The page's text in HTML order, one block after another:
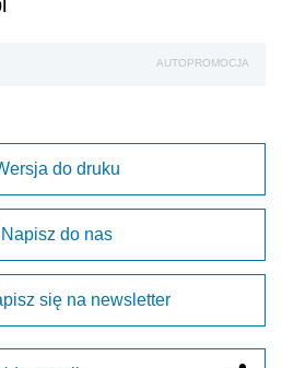
AUTOPROMOCJA
do druku
Napisz do nas
się na newsletter